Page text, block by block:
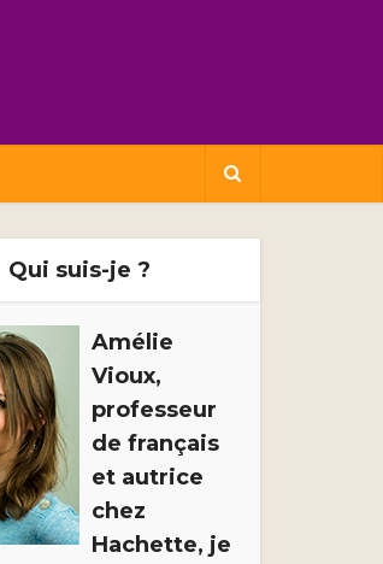
Qui suis-je ?
Amélie
Vioux,
professeur
de français
et autrice
chez
Hachette, je